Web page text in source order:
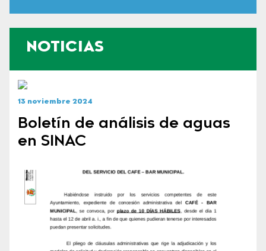
NOTICIAS
13 noviembre 2024
Boletín de análisis de aguas
en SINAC